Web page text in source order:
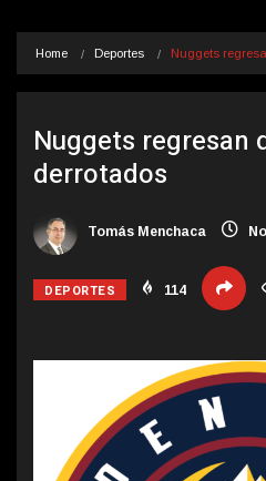
Home Deportes Nuggets
Nuggets regresan
derrotados
Tomás Menchaca
DEPORTES 114